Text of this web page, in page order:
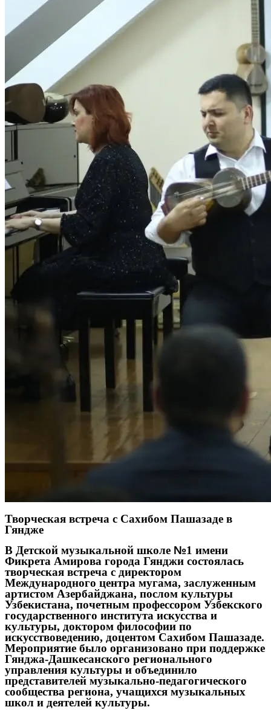
Творческая встреча с Сахибом Пашазаде в
Гяндже
В Детской музыкальной школе №1 имени
Фикрета Амирова города Гянджи состоялась
творческая встреча с директором
Международного центра мугама, заслуженным
артистом Азербайджана, послом культуры
Узбекистана, почетным профессором Узбекского
государственного института искусства и
культуры, доктором философии по
искусствоведению, доцентом Сахибом Пашазаде.
Мероприятие было организовано при поддержке
Гянджа-Дашкесанского регионального
управления культуры и объединило
представителей музыкально-педагогического
сообщества региона, учащихся музыкальных
школ и деятелей культуры.